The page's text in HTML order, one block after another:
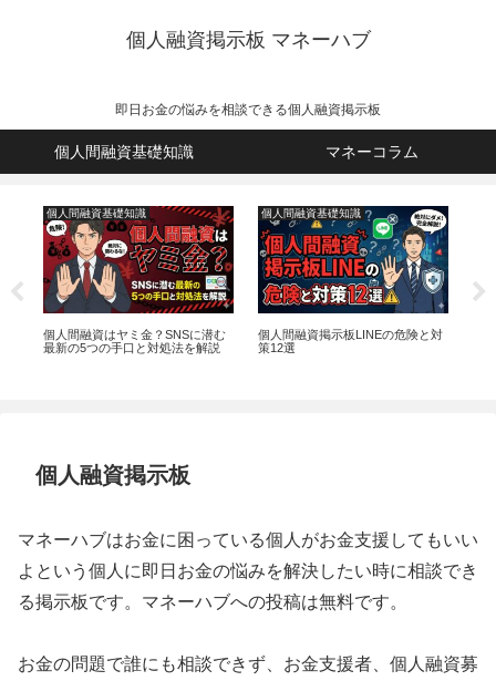
個人融資掲示板 マネーハブ
即日お金の悩みを相談できる個人融資掲示板
個人間融資基礎知識 マネーコラム
個人間融資基礎知識
個人間融資はヤミ金？SNSに潜む
最新の5つの手口と対処法を解説
個人間融資基礎知識
個人間融資掲示板LINEの危険と対
策12選
個人融資掲示板
マネーハブはお金に困っている個人がお金支援してもいい
よという個人に即日お金の悩みを解決したい時に相談でき
る掲示板です。マネーハブへの投稿は無料です。
お金の問題で誰にも相談できず、お金支援者、個人融資募